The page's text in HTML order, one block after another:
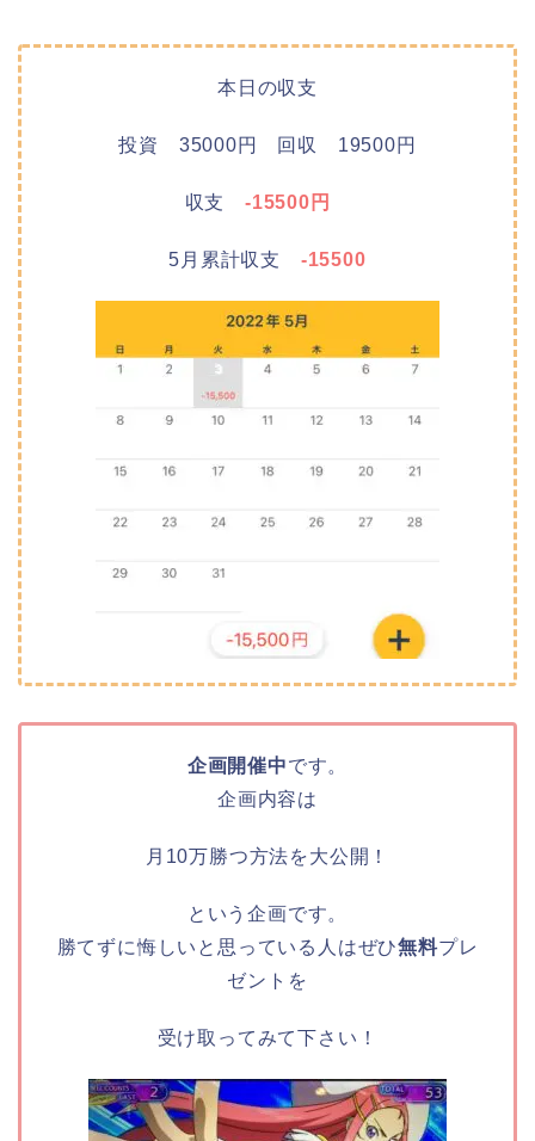
本日の収支
投資 35000円 回収 19500円
収支 -15500円
5月累計収支 -15500
企画開催中です。
企画内容は
月10万勝つ方法を大公開！
という企画です。
勝てずに悔しいと思っている人はぜひ無料プレ
ゼントを
受け取ってみて下さい！